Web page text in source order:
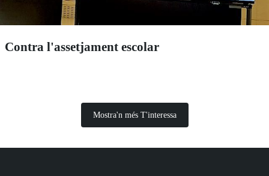
Contra l'assetjament escolar
Mostra'n més T'interessa